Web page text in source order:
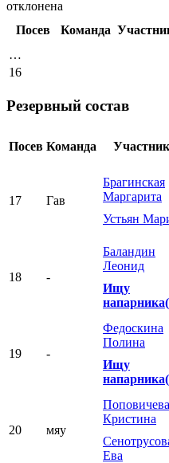
отклонена
Посев
Команда
…
16
Резервный состав
Посев Команда
17 Гав
Брагинская
Маргарита
Устьян
18 -
Баландин
Леонид
Ищу
19 -
Федоскина
Полина
Ищу
20 мяу
Поповичева
Кристина
Ева